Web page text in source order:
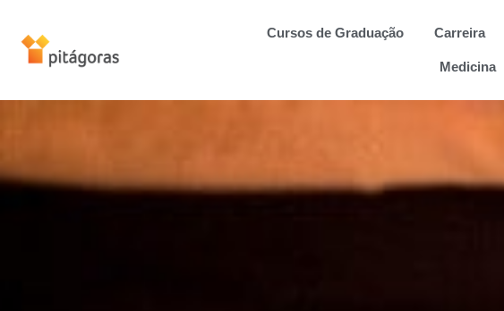
Cursos de Graduação Carreira
Medicina